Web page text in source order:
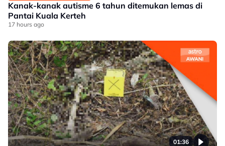
Kanak-kanak autisme 6 tahun ditemukan lemas di
Pantai Kuala Kerteh
17 hours ago
01:36